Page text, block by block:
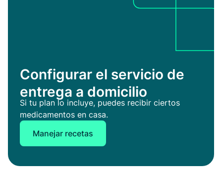
Configurar el servicio de
entrega a domicilio
Si tu plan lo incluye, puedes recibir ciertos
medicamentos en casa.
Manejar recetas